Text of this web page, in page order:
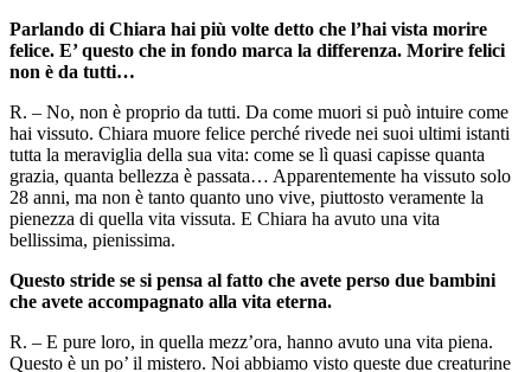
Parlando di Chiara hai più volte detto che l’hai vista morire
felice. E’ questo che in fondo marca la differenza. Morire felici
non è da tutti…
R. – No, non è proprio da tutti. Da come muori si può intuire come
hai vissuto. Chiara muore felice perché rivede nei suoi ultimi istanti
tutta la meraviglia della sua vita: come se lì quasi capisse quanta
grazia, quanta bellezza è passata… Apparentemente ha vissuto solo
28 anni, ma non è tanto quanto uno vive, piuttosto veramente la
pienezza di quella vita vissuta. E Chiara ha avuto una vita
bellissima, pienissima.
Questo stride se si pensa al fatto che avete perso due bambini
che avete accompagnato alla vita eterna.
R. – E pure loro, in quella mezz’ora, hanno avuto una vita piena.
Questo è un po’ il mistero. Noi abbiamo visto queste due creaturine